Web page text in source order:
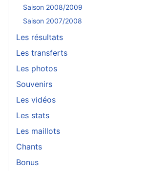
Saison 2008/2009
Saison 2007/2008
Les résultats
Les transferts
Les photos
Souvenirs
Les vidéos
Les stats
Les maillots
Chants
Bonus